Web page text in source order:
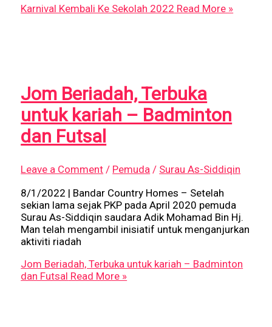
Karnival Kembali Ke Sekolah 2022 Read More »
Jom Beriadah, Terbuka
untuk kariah – Badminton
dan Futsal
Leave a Comment / Pemuda / Surau As-Siddiqin
8/1/2022 | Bandar Country Homes – Setelah
sekian lama sejak PKP pada April 2020 pemuda
Surau As-Siddiqin saudara Adik Mohamad Bin Hj.
Man telah mengambil inisiatif untuk menganjurkan
aktiviti riadah
Jom Beriadah, Terbuka untuk kariah – Badminton
dan Futsal Read More »